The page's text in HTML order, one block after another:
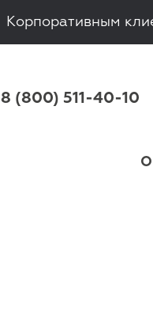
Корпоративным
8 (800) 511-40-10